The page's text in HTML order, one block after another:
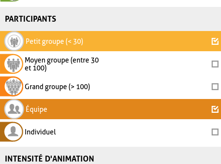
PARTICIPANTS
Petit groupe (< 30)
Moyen groupe (entre 30
et 100)
Grand groupe (> 100)
Équipe
Individuel
INTENSITÉ D'ANIMATION